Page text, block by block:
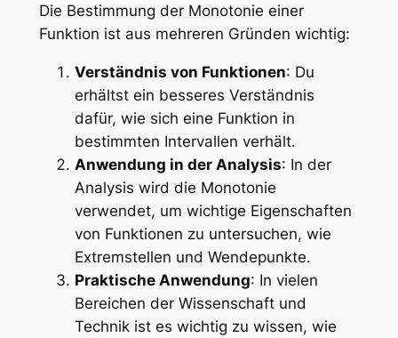
Die Bestimmung der Monotonie einer
Funktion ist aus mehreren Gründen wichtig:
Verständnis von Funktionen: Du
erhältst ein besseres Verständnis
dafür, wie sich eine Funktion in
bestimmten Intervallen verhält.
Anwendung in der Analysis: In der
Analysis wird die Monotonie
verwendet, um wichtige Eigenschaften
von Funktionen zu untersuchen, wie
Extremstellen und Wendepunkte.
Praktische Anwendung: In vielen
Bereichen der Wissenschaft und
Technik ist es wichtig zu wissen, wie